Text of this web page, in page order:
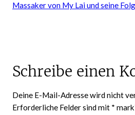
Massaker von My Lai und seine
Schreibe einen
Deine E-Mail-Adresse wird nicht
Erforderliche Felder sind mit *